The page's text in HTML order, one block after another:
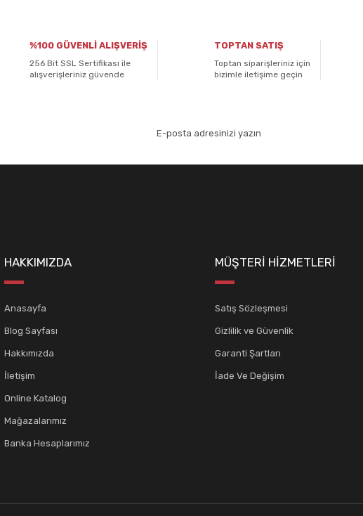
%100 GÜVENLİ ALIŞVERİŞ
256 Bit SSL Sertifikası ile
alışverişleriniz güvende
TOPTAN SATIŞ
Toptan siparişleriniz için
bizimle iletişime geçin
HAKKIMIZDA
Anasayfa
Blog Sayfası
Hakkımızda
İletişim
Online Katalog
Mağazalarımız
Banka Hesaplarımız
MÜŞTERİ HİZMETLERİ
Satış Sözleşmesi
Gizlilik ve Güvenlik
Garanti Şartları
İade Ve Değişim